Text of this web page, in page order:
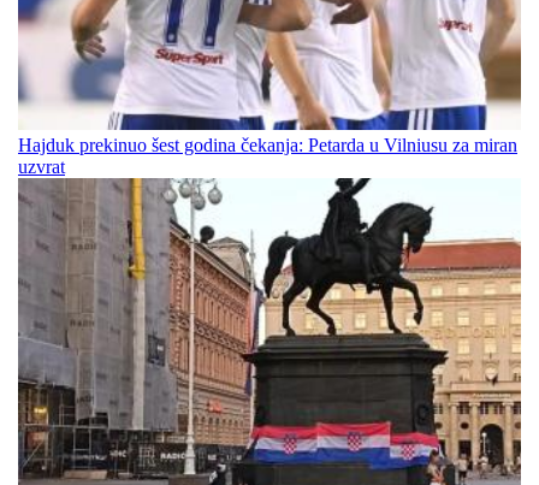
Hajduk prekinuo šest godina čekanja: Petarda u Vilniusu za miran
uzvrat